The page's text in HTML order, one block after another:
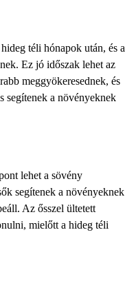
téli hónapok után, és a
Ez jó időszak lehet az
meggyökeresednek, és
segítenek a növényeknek
lehet a sövény
segítenek a növényeknek
Az ősszel ültetett
mielőtt a hideg téli